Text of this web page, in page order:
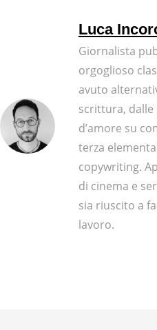
Luca
Giornalista
orgoglioso
avuto
scrittura, dalle
d’amore su
terza
copywriting.
di cinema e
sia riuscito a
lavoro.